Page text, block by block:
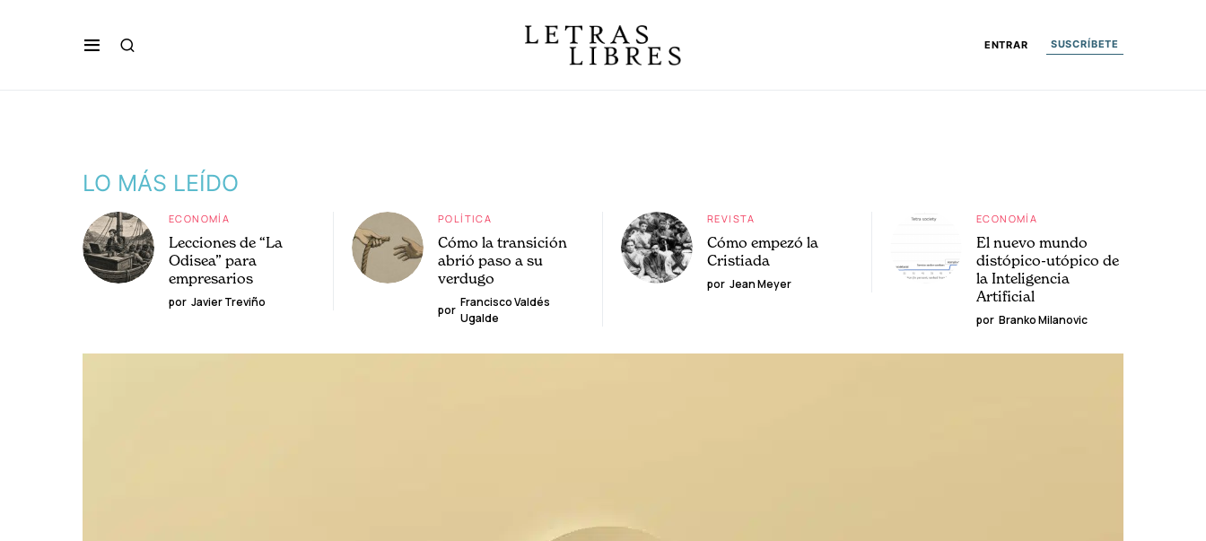
ENTRAR SUSCRÍBETE
LO MÁS LEÍDO
ECONOMÍA
Lecciones de “La
Odisea” para
empresarios
por Javier Treviño
POLÍTICA
Cómo la transición
abrió paso a su
verdugo
por
Francisco Valdés
Ugalde
REVISTA
Cómo empezó la
Cristiada
por Jean Meyer
ECONOMÍA
El nuevo mundo
distópico-utópico de
la Inteligencia
Artificial
por Branko Milanovic